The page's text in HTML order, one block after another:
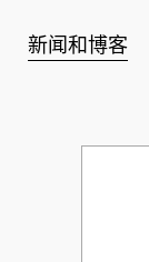
新闻和博客